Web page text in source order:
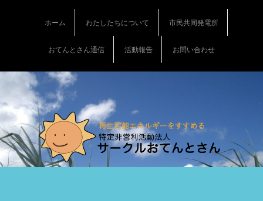
t
e
n
t
ホーム わたしたちについて 市民共同発電所
おてんとさん通信 活動報告 お問い合わせ